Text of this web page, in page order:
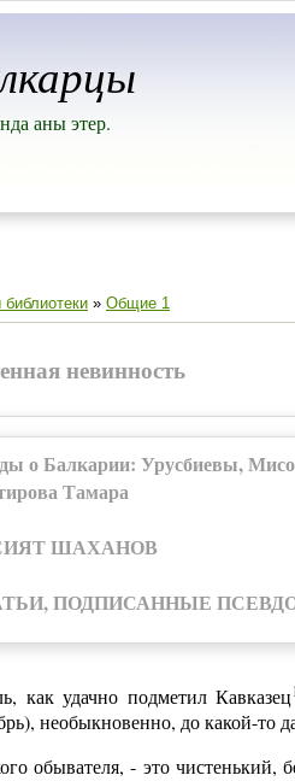
аны этер.
» Общие 1
невинность
о Балкарии: Урусбиевы,
Тамара
ШАХАНОВ
ПОДПИСАННЫЕ
как удачно подметил Кавказец
необыкновенно, до какой-
обывателя, - это